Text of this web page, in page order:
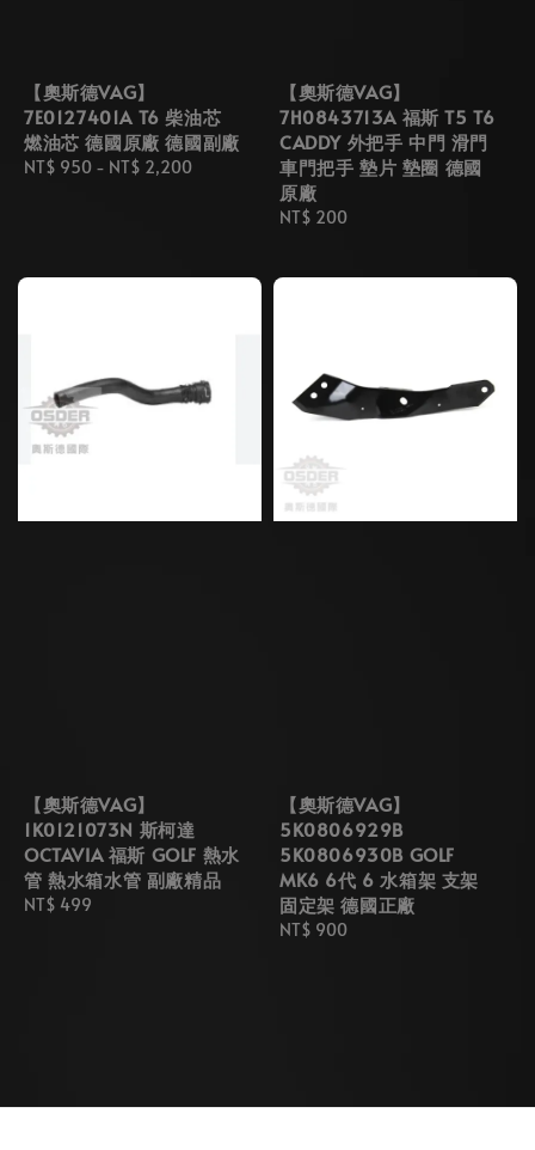
【奧斯德VAG】
7E0127401A T6 柴油芯
燃油芯 德國原廠 德國副廠
Regular
NT$ 950 - NT$ 2,200
【奧斯德VAG】
7H0843713A 福斯 T5 T6
CADDY 外把手 中門 滑門
車門把手 墊片 墊圈 德國
原廠
Regular
NT$ 200
【奧斯德VAG】
1K0121073N 斯柯達
OCTAVIA 福斯 GOLF 熱水
管 熱水箱水管 副廠精品
Regular
NT$ 499
【奧斯德VAG】
5K0806929B
5K0806930B GOLF
MK6 6代 6 水箱架 支架
固定架 德國正廠
Regular
NT$ 900